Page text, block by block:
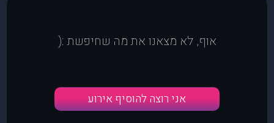
אוף, לא מצאנו את מה שחיפשת :(
אני רוצה להוסיף אירוע